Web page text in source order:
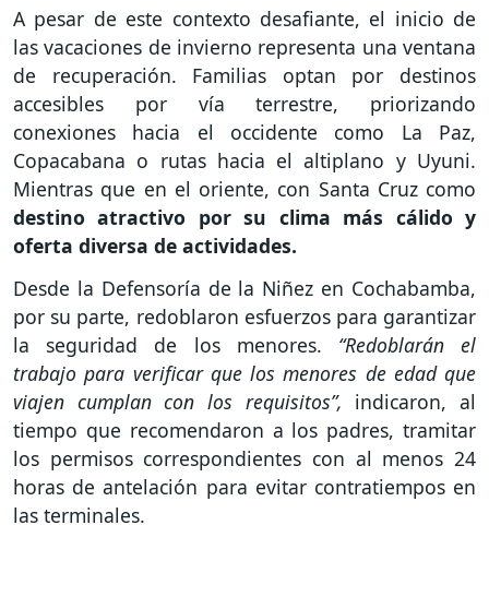
A pesar de este contexto desafiante, el inicio de
las vacaciones de invierno representa una ventana
de recuperación. Familias optan por destinos
accesibles por vía terrestre, priorizando
conexiones hacia el occidente como La Paz,
Copacabana o rutas hacia el altiplano y Uyuni.
Mientras que en el oriente, con Santa Cruz como
destino atractivo por su clima más cálido y
oferta diversa de actividades.
Desde la Defensoría de la Niñez en Cochabamba,
por su parte, redoblaron esfuerzos para garantizar
la seguridad de los menores. “Redoblarán el
trabajo para verificar que los menores de edad que
viajen cumplan con los requisitos”, indicaron, al
tiempo que recomendaron a los padres, tramitar
los permisos correspondientes con al menos 24
horas de antelación para evitar contratiempos en
las terminales.